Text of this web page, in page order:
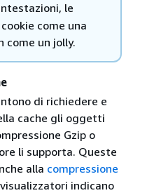
le
come una
come un jolly.
di richiedere e
cache gli oggetti
Gzip o
li supporta. Queste
alla compressione
indicano